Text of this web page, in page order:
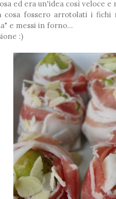
ed era un'idea così veloce
cosa fossero arrotolati i
e messi in forno...
:)